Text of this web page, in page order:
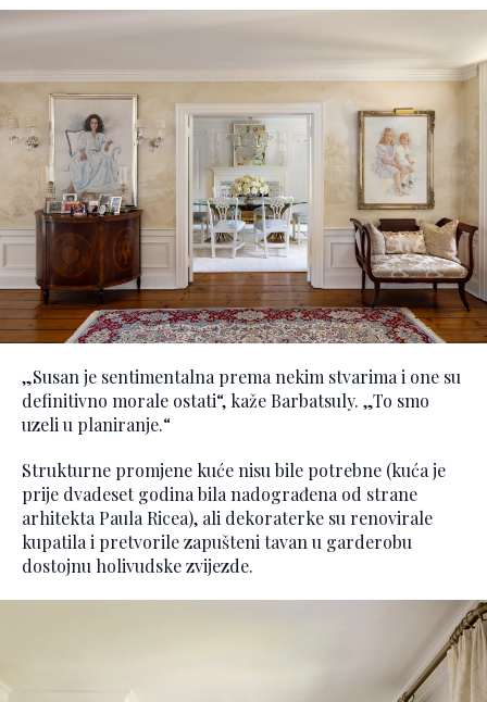
„Susan je sentimentalna prema nekim stvarima i one su
definitivno morale ostati“, kaže Barbatsuly. „To smo
uzeli u planiranje.“
Strukturne promjene kuće nisu bile potrebne (kuća je
prije dvadeset godina bila nadograđena od strane
arhitekta Paula Ricea), ali dekoraterke su renovirale
kupatila i pretvorile zapušteni tavan u garderobu
dostojnu holivudske zvijezde.